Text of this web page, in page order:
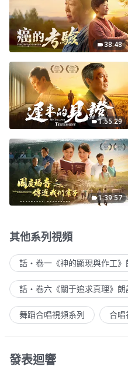
38:48
1:55:29
1:39:57
其他系列視頻
話・卷一《神的顯現與作工》
話・卷六《關于追求真理》朗
舞蹈合唱視頻系列 合唱
發表迴響